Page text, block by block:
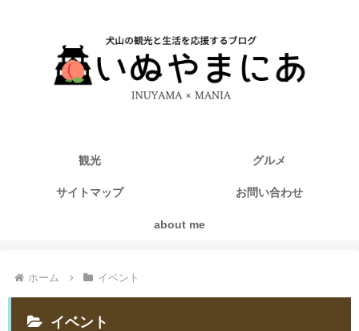
観光 グルメ
サイトマップ お問い合わせ
about me
ホーム イベント
イベント